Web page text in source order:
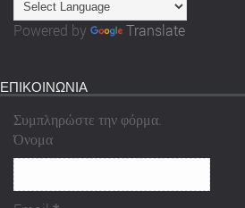
Powered by Translate
ΕΠΙΚΟΙΝΩΝΙΑ
Συμπληρώστε την φόρμα.
Όνομα